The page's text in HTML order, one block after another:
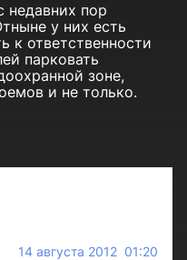
недавних пор
у них есть
к ответственности
парковать
зоне,
и не только.
14 августа 2012 01:20